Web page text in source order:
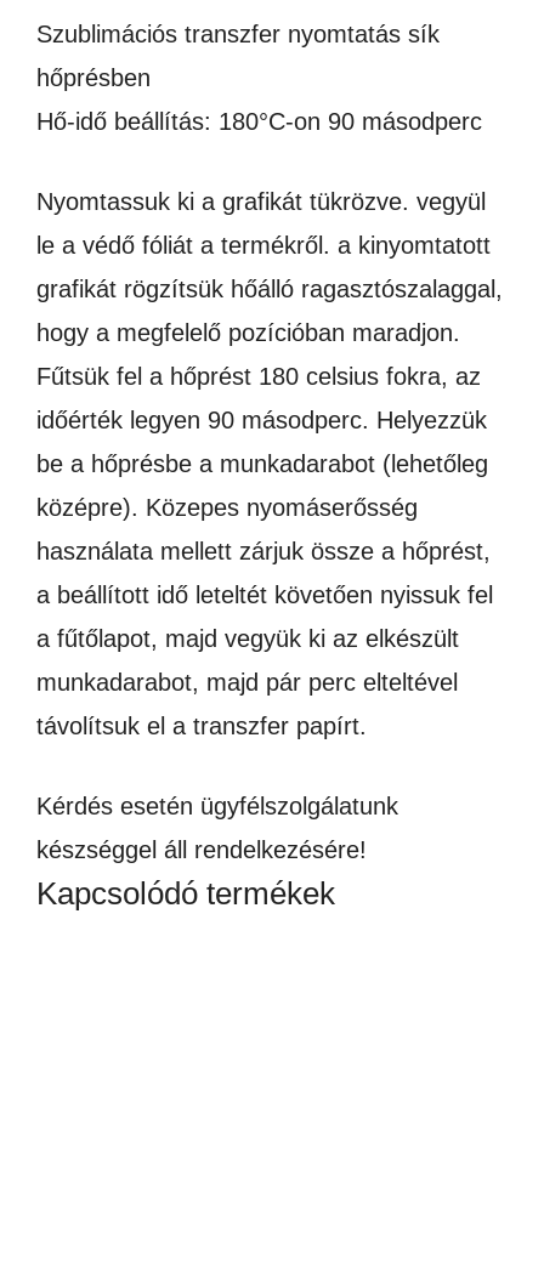
Szublimációs transzfer nyomtatás sík
hőprésben
Hő-idő beállítás: 180°C-on 90 másodperc
Nyomtassuk ki a grafikát tükrözve. vegyül
le a védő fóliát a termékről. a kinyomtatott
grafikát rögzítsük hőálló ragasztószalaggal,
hogy a megfelelő pozícióban maradjon.
Fűtsük fel a hőprést 180 celsius fokra, az
időérték legyen 90 másodperc. Helyezzük
be a hőprésbe a munkadarabot (lehetőleg
középre). Közepes nyomáserősség
használata mellett zárjuk össze a hőprést,
a beállított idő leteltét követően nyissuk fel
a fűtőlapot, majd vegyük ki az elkészült
munkadarabot, majd pár perc elteltével
távolítsuk el a transzfer papírt.
Kérdés esetén ügyfélszolgálatunk
készséggel áll rendelkezésére!
Kapcsolódó termékek